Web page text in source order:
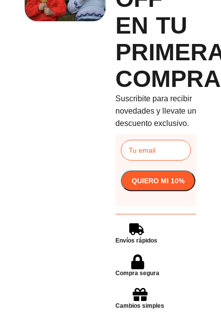
EN TU
COMPRA
Suscribite para recibir
novedades y llevate un
descuento exclusivo.
Envíos rápidos
Compra segura
Cambios simples